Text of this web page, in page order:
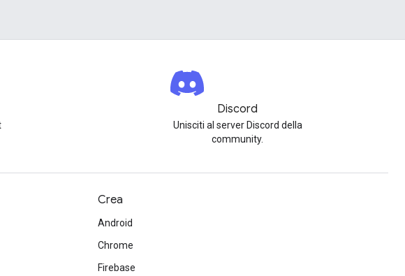
Discord
Unisciti al server Discord della
community.
Crea
Android
Chrome
Firebase